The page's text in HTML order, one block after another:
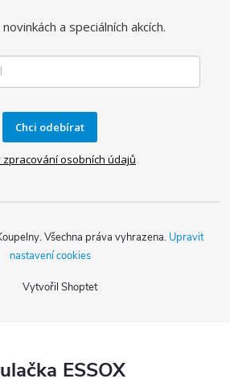
a speciálních akcích.
Chci odebírat
zpracování osobních údajů
Vytvořil Shoptet
. Všechna práva vyhrazena. Upravit
nastavení cookies
ESSOX